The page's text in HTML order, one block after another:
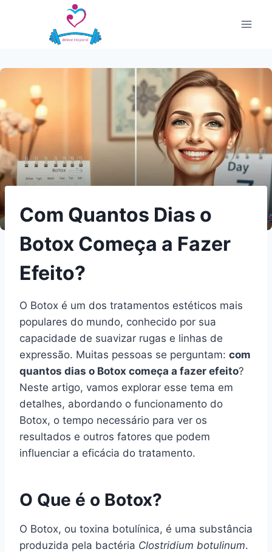
Com Quantos Dias o
Botox Começa a Fazer
Efeito?
O Botox é um dos tratamentos estéticos mais
populares do mundo, conhecido por sua
capacidade de suavizar rugas e linhas de
expressão. Muitas pessoas se perguntam: com
quantos dias o Botox começa a fazer efeito?
Neste artigo, vamos explorar esse tema em
detalhes, abordando o funcionamento do
Botox, o tempo necessário para ver os
resultados e outros fatores que podem
influenciar a eficácia do tratamento.
O Que é o Botox?
O Botox, ou toxina botulínica, é uma substância
produzida pela bactéria Clostridium botulinum.